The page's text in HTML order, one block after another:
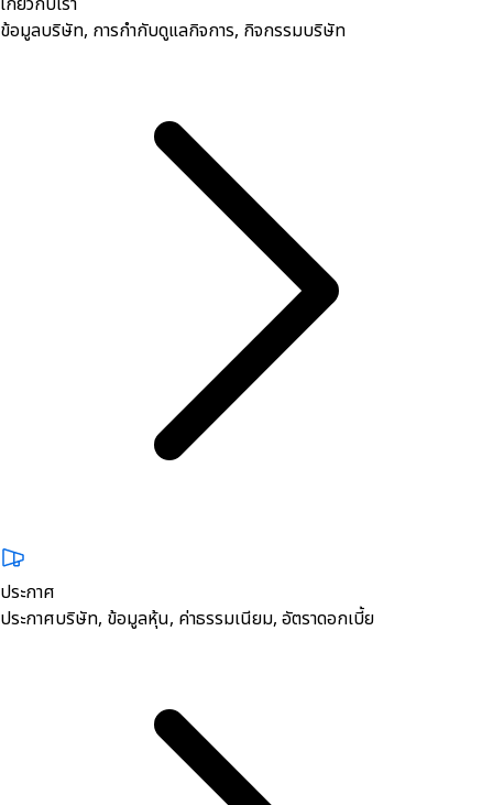
ข้อมูลบริษัท, การกำกับดูแลกิจการ, กิจกรรมบริษัท
ประกาศ
ประกาศบริษัท, ข้อมูลหุ้น, ค่าธรรมเนียม, อัตราดอกเบี้ย